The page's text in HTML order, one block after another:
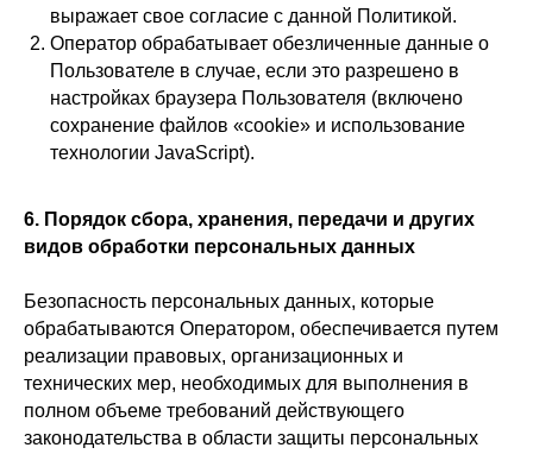
выражает свое согласие с данной Политикой.
Оператор обрабатывает обезличенные данные о
Пользователе в случае, если это разрешено в
настройках браузера Пользователя (включено
сохранение файлов «cookie» и использование
технологии JavaScript).
6. Порядок сбора, хранения, передачи и других
видов обработки персональных данных
Безопасность персональных данных, которые
обрабатываются Оператором, обеспечивается путем
реализации правовых, организационных и
технических мер, необходимых для выполнения в
полном объеме требований действующего
законодательства в области защиты персональных